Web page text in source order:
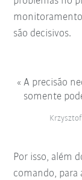
monitoramento
são decisivos.
A precisão
somente
Por isso, além
comando, para